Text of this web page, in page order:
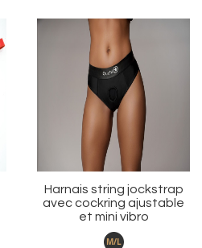
Ajouter
Harnais string jockstrap
avec cockring ajustable
et mini vibro
M/L